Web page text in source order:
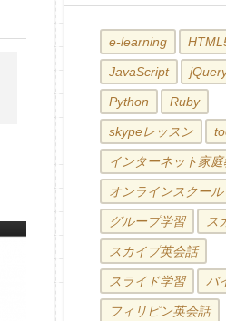
e-learning
JavaScript
Python Ruby
skypeレッスン
インターネット家
オンラインスクール
グループ学習 ス
スカイプ英会話
スライド学習 バ
フィリピン英会話